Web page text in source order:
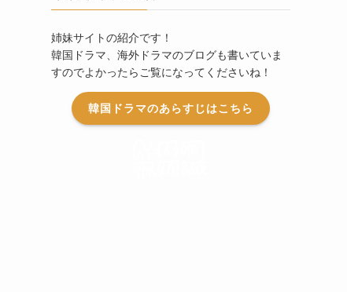
姉妹サイトの紹介です！
韓国ドラマ、海外ドラマのブログも書いていま
すのでよかったらご覧になってくださいね！
韓国ドラマのあらすじはこちら